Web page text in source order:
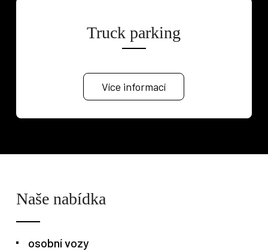
Truck parking
Více informací
Naše nabídka
osobní vozy